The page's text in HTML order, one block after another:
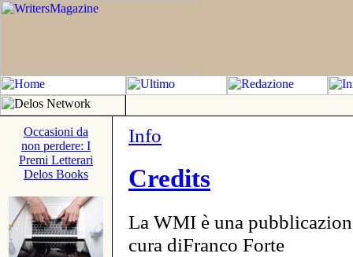
Occasioni da
non perdere: I
Premi Letterari
Delos Books
Info
Credits
La WMI è una
cura diFranco Forte